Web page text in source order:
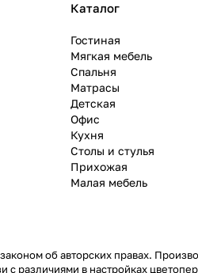
Каталог
Гостиная
Мягкая мебель
Спальня
Матрасы
Детская
Офис
Кухня
Столы и стулья
Прихожая
Малая мебель
об авторских правах.
различиями в настройках